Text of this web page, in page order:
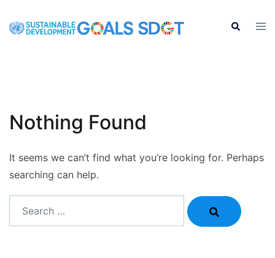
Search
Nothing Found
It seems we can’t find what you’re looking for. Perhaps
searching can help.